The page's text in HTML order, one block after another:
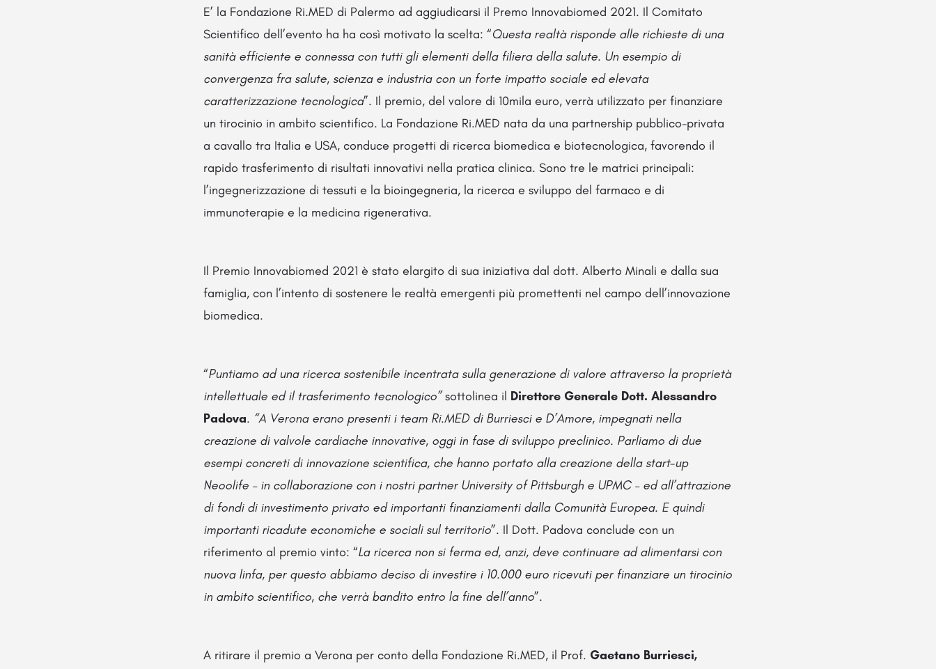
E’ la Fondazione Ri.MED di Palermo ad aggiudicarsi il Premo Innovabiomed 2021. Il Comitato
Scientifico dell’evento ha ha così motivato la scelta: “Questa realtà risponde alle richieste di una
sanità efficiente e connessa con tutti gli elementi della filiera della salute. Un esempio di
convergenza fra salute, scienza e industria con un forte impatto sociale ed elevata
caratterizzazione tecnologica”. Il premio, del valore di 10mila euro, verrà utilizzato per finanziare
un tirocinio in ambito scientifico. La Fondazione Ri.MED nata da una partnership pubblico-privata
a cavallo tra Italia e USA, conduce progetti di ricerca biomedica e biotecnologica, favorendo il
rapido trasferimento di risultati innovativi nella pratica clinica. Sono tre le matrici principali:
l’ingegnerizzazione di tessuti e la bioingegneria, la ricerca e sviluppo del farmaco e di
immunoterapie e la medicina rigenerativa.
Il Premio Innovabiomed 2021 è stato elargito di sua iniziativa dal dott. Alberto Minali e dalla sua
famiglia, con l’intento di sostenere le realtà emergenti più promettenti nel campo dell’innovazione
biomedica.
“Puntiamo ad una ricerca sostenibile incentrata sulla generazione di valore attraverso la proprietà
intellettuale ed il trasferimento tecnologico”sottolinea il Direttore Generale Dott. Alessandro
Padova. “A Verona erano presenti i team Ri.MED di Burriesci e D’Amore, impegnati nella
creazione di valvole cardiache innovative, oggi in fase di sviluppo preclinico. Parliamo di due
esempi concreti di innovazione scientifica, che hanno portato alla creazione della start-up
Neoolife – in collaborazione con i nostri partner University of Pittsburgh e UPMC – ed all’attrazione
di fondi di investimento privato ed importanti finanziamenti dalla Comunità Europea. E quindi
importanti ricadute economiche e sociali sul territorio”. Il Dott. Padova conclude con un
riferimento al premio vinto: “La ricerca non si ferma ed, anzi, deve continuare ad alimentarsi con
nuova linfa, per questo abbiamo deciso di investire i 10.000 euro ricevuti per finanziare un tirocinio
in ambito scientifico, che verrà bandito entro la fine dell’anno”.
A ritirare il premio a Verona per conto della Fondazione Ri.MED, il Prof. Gaetano Burriesci,